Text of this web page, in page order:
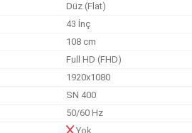
Düz (Flat)
43 İnç
108 cm
Full HD (FHD)
1920x1080
SN 400
50/60 Hz
Yok